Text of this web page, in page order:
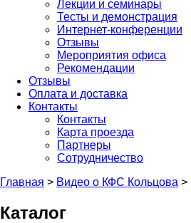
Лекции и семинары
Тесты и демонстрация
Интернет-конференции
Отзывы
Мероприятия офиса
Рекомендации
Отзывы
Оплата и доставка
Контакты
Контакты
Карта проезда
Партнеры
Сотрудничество
Главная > Видео о КФС Кольцова >
Каталог